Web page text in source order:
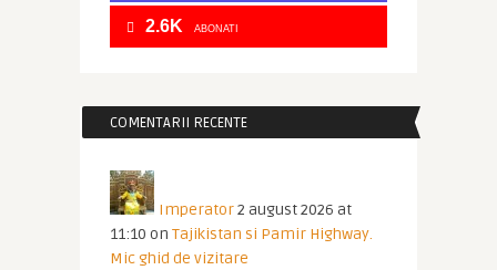
2.6K ABONATI
COMENTARII RECENTE
Imperator2 august 2026 at
11:10 on Tajikistan si Pamir Highway.
Mic ghid de vizitare